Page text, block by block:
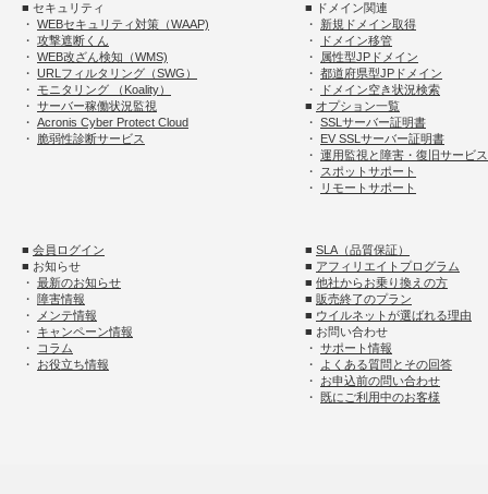
■ セキュリティ
■ ドメイン関連
・ WEBセキュリティ対策（WAAP) ・ 新規ドメイン取得
・ 攻撃遮断くん ・
ドメイン移管
・ WEB改ざん検知（WMS) ・
属性型JPドメイン
・ URLフィルタリング（SWG） ・ 都道府県型JPドメイン
・ モニタリング （Koality） ・
ドメイン空き状況検索
・ サーバー稼働状況監視 ■ オプション一覧
・ Acronis Cyber Protect Cloud ・ SSLサーバー証明書
・ 脆弱性診断サービス ・ EV SSLサーバー証明書
・ 運用監視と障害・復旧サービス
・ スポットサポート
・
リモートサポート
■ 会員ログイン ■ SLA（品質保証）
■ お知らせ
■ アフィリエイトプログラム
・ 最新のお知らせ ■ 他社からお乗り換えの方
・ 障害情報 ■ 販売終了のプラン
・
メンテ情報 ■ ウイルネットが選ばれる理由
・ キャンペーン情報
■ お問い合わせ
・
コラム ・ サポート情報
・ お役立ち情報 ・
よくある質問とその回答
・ お申込前の問い合わせ
・ 既にご利用中のお客様